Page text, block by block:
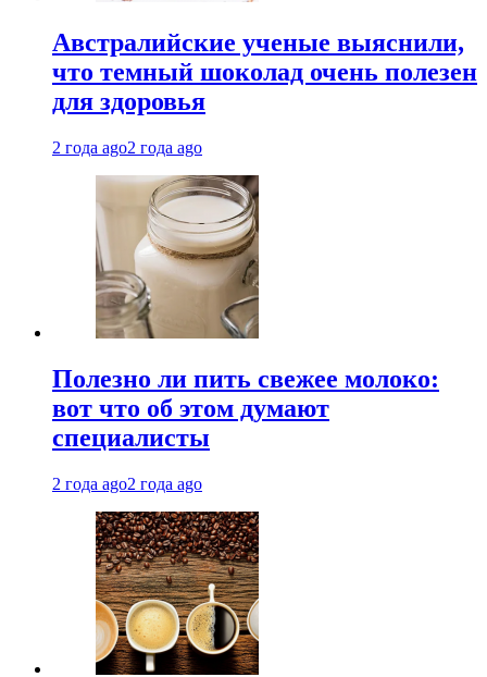
Австралийские ученые выяснили,
что темный шоколад очень полезен
для здоровья
2 года ago2 года ago
Полезно ли пить свежее молоко:
вот что об этом думают
специалисты
2 года ago2 года ago